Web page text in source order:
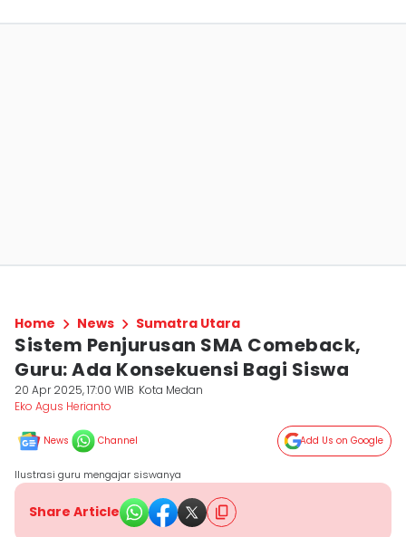
Home News Sumatra Utara
Sistem Penjurusan SMA Comeback,
Guru: Ada Konsekuensi Bagi Siswa
20 Apr 2025, 17:00 WIB Kota Medan
Eko Agus Herianto
News Channel Add Us on Google
Ilustrasi guru mengajar siswanya
Share Article